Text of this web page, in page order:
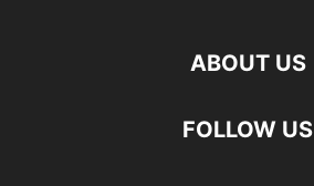
ABOUT US
FOLLOW US